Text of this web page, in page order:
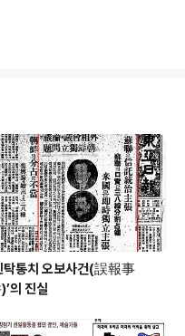
을 받아
많고 탈
가 됐던
거듭날
자유한국
력을 장악
을 행사했
안전..
탁통치 오보사건(誤報事
의 진실